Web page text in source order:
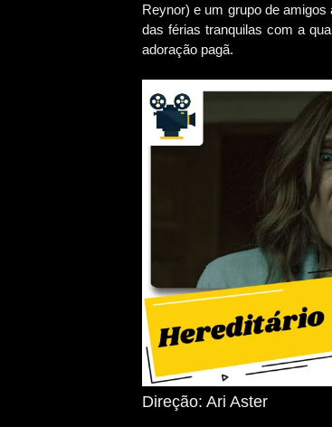
Reynor) e um grupo de
das férias tranquilas com a
adoração pagã.
Direção: Ari Aster